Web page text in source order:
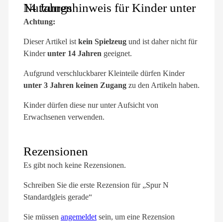
Nutzungshinweis für Kinder unter 14 Jahren
Achtung:
Dieser Artikel ist kein Spielzeug und ist daher nicht für
Kinderunter 14 Jahren geeignet.
Aufgrund verschluckbarer Kleinteile dürfen Kinder
unter 3 Jahren keinen Zugang zu den Artikeln haben.
Kinder dürfen diese nur unter Aufsicht von
Erwachsenen verwenden.
Rezensionen
Es gibt noch keine Rezensionen.
Schreiben Sie die erste Rezension für „Spur N
Standardgleis gerade“
Sie müssen angemeldet sein, um eine Rezension